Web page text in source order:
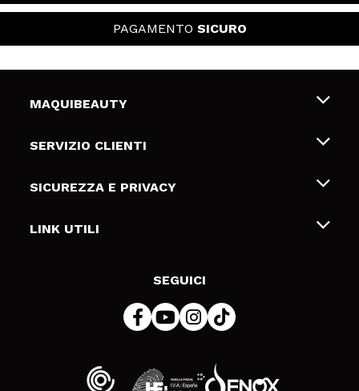
PAGAMENTO SICURO
MAQUIBEAUTY
Chi siamo
Gift Cards
SERVIZIO CLIENTI
Spedizioni & Resi
Metodi di pagamamento
SICUREZZA E PRIVACY
Termini e condizioni
LINK UTILI
SEGUICI